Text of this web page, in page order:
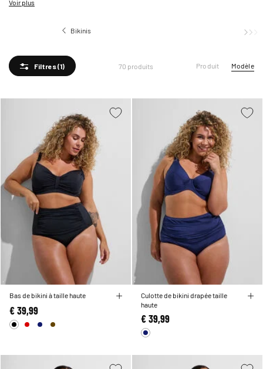
Voir plus
Bikinis
Filtres(1) 70 produits Produit Modèle
Bas de bikini à taille haute
€ 39,99
Culotte de bikini drapée taille
haute
€ 39,99